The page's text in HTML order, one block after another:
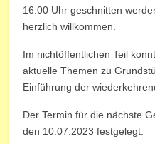
16.00 Uhr geschnitten
herzlich willkommen.
Im nichtöffentlichen Teil
aktuelle Themen zu
Einführung der
Der Termin für die nächste
den 10.07.2023 festgelegt.